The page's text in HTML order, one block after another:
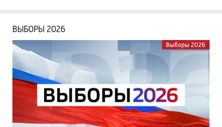
ВЫБОРЫ 2026
Выборы 2026